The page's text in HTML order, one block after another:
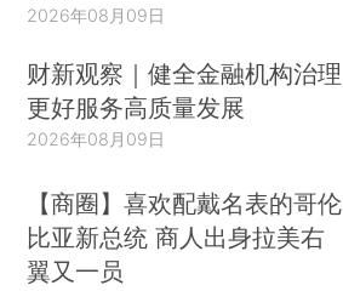
2026年08月09日
财新观察｜健全金融机构治理
更好服务高质量发展
2026年08月09日
【商圈】喜欢配戴名表的哥伦
比亚新总统 商人出身拉美右
翼又一员